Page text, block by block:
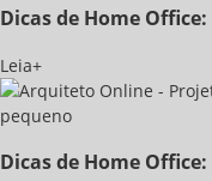
Dicas de Home
Leia+
Dicas de Home